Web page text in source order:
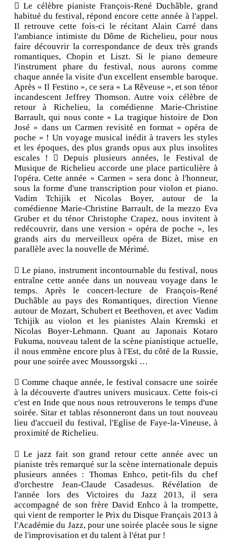
 Le célèbre pianiste François-René Duchâble, grand
habitué du festival, répond encore cette année à l'appel.
Il retrouve cette fois-ci le récitant Alain Carré dans
l'ambiance intimiste du Dôme de Richelieu, pour nous
faire découvrir la correspondance de deux très grands
romantiques, Chopin et Liszt. Si le piano demeure
l'instrument phare du festival, nous aurons comme
chaque année la visite d'un excellent ensemble baroque.
Après « Il Festino », ce sera « La Rêveuse », et son ténor
incandescent Jeffrey Thomson. Autre voix célèbre de
retour à Richelieu, la comédienne Marie-Christine
Barrault, qui nous conte « La tragique histoire de Don
José » dans un Carmen revisité en format « opéra de
poche » ! Un voyage musical inédit à travers les styles
et les époques, des plus grands opus aux plus insolites
escales !  Depuis plusieurs années, le Festival de
Musique de Richelieu accorde une place particulière à
l'opéra. Cette année « Carmen » sera donc à l'honneur,
sous la forme d'une transcription pour violon et piano.
Vadim Tchijik et Nicolas Boyer, autour de la
comédienne Marie-Christine Barrault, de la mezzo Eva
Gruber et du ténor Christophe Crapez, nous invitent à
redécouvrir, dans une version « opéra de poche », les
grands airs du merveilleux opéra de Bizet, mise en
parallèle avec la nouvelle de Mérimé.
 Le piano, instrument incontournable du festival, nous
entraîne cette année dans un nouveau voyage dans le
temps. Après le concert-lecture de François-René
Duchâble au pays des Romantiques, direction Vienne
autour de Mozart, Schubert et Beethoven, et avec Vadim
Tchijik au violon et les pianistes Alain Kremski et
Nicolas Boyer-Lehmann. Quant au Japonais Kotaro
Fukuma, nouveau talent de la scène pianistique actuelle,
il nous emmène encore plus à l'Est, du côté de la Russie,
pour une soirée avec Moussorgski …
 Comme chaque année, le festival consacre une soirée
à la découverte d'autres univers musicaux. Cette fois-ci
c'est en Inde que nous nous retrouverons le temps d'une
soirée. Sitar et tablas résonneront dans un tout nouveau
lieu d'accueil du festival, l'Eglise de Faye-la-Vineuse, à
proximité de Richelieu.
 Le jazz fait son grand retour cette année avec un
pianiste très remarqué sur la scène internationale depuis
plusieurs années : Thomas Enhco, petit-fils du chef
d'orchestre Jean-Claude Casadesus. Révélation de
l'année lors des Victoires du Jazz 2013, il sera
accompagné de son frère David Enhco à la trompette,
qui vient de remporter le Prix du Disque Français 2013 à
l'Académie du Jazz, pour une soirée placée sous le signe
de l'improvisation et du talent à l'état pur !